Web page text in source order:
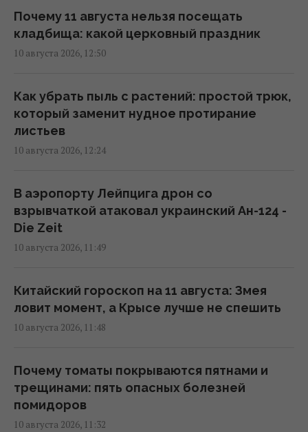
ядерный "зонтик" на Украину и партнеров
вне НАТО
12:26 понедельник, 10 августа 2026
Отрицательный рост нефтегазовых
доходов РФ
12:25 понедельник, 10 августа 2026
улучшенными "Геранями": Forbes обяснил
их опасность
12:17 понедельник, 10 августа 2026
The Independent (фото)
12:07 понедельник, 10 августа 2026
теряется до четверти электроэнергии
12:05 понедельник, 10 августа 2026
Почему 11 августа нельзя посещать
кладбища: какой церковный праздник
10 августа 2026, 12:50
Как убрать пыль с растений: простой трюк,
который заменит нудное протирание
листьев
10 августа 2026, 12:24
В аэропорту Лейпцига дрон со
взрывчаткой атаковал украинский Ан-124 -
Die Zeit
10 августа 2026, 11:49
Китайский гороскоп на 11 августа: Змея
ловит момент, а Крысе лучше не спешить
10 августа 2026, 11:48
Почему томаты покрываются пятнами и
трещинами: пять опасных болезней
помидоров
10 августа 2026, 11:32